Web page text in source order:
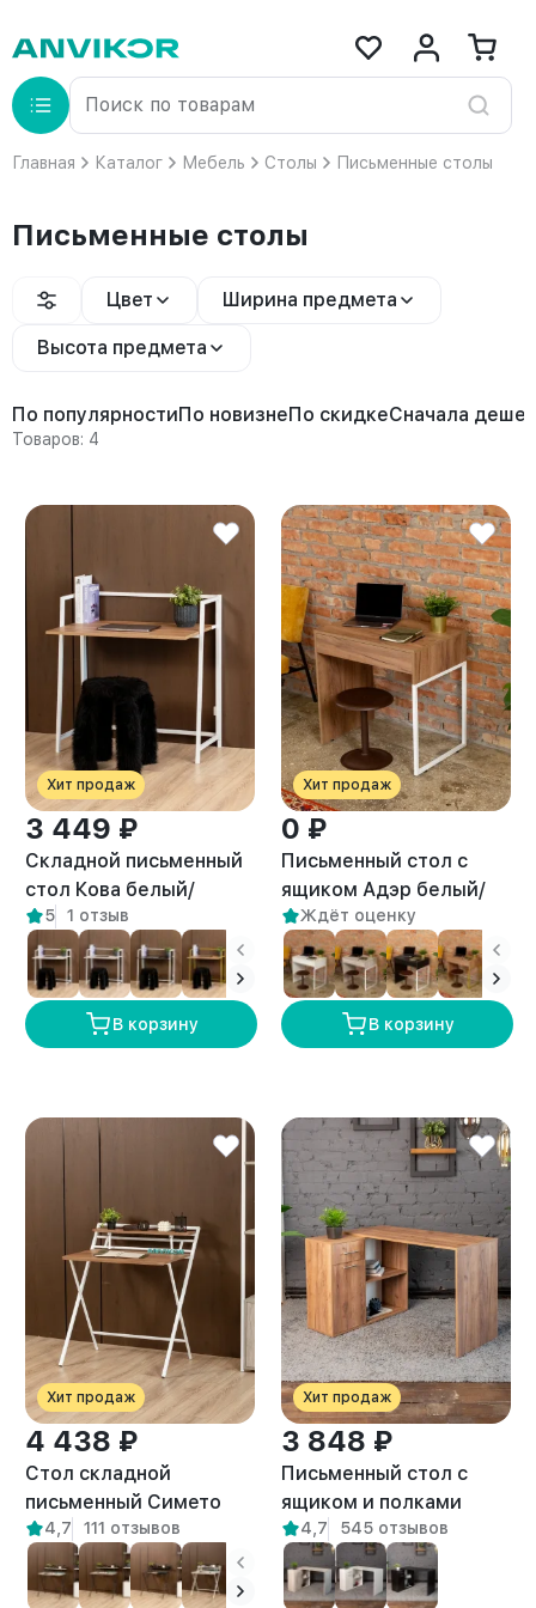
Главная Каталог Мебель Столы Письменные столы
Письменные столы
Цвет Ширина предмета
Высота предмета
По популярностиПо новизнеПо скидкеСначала
Товаров: 4
Хит продаж
3 449 ₽
Складной письменный
стол Кова белый/
амаретто
5 1 отзыв
В корзину
Хит продаж
0 ₽
Письменный стол с
ящиком Адэр белый/
амаретто
Ждёт оценку
В корзину
Хит продаж
4 438 ₽
Стол складной
письменный Симетo
белый/амаретто
4,7 111 отзывов
Хит продаж
3 848 ₽
Письменный стол с
ящиком и полками
Марано амаретто
4,7 545 отзывов